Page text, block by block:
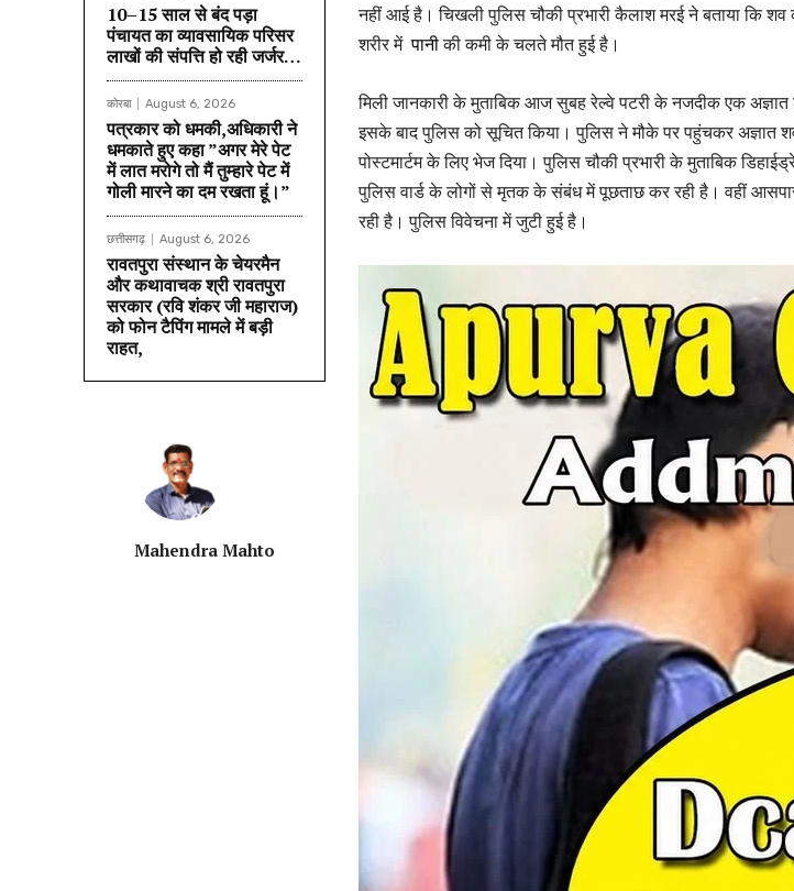
10–15 साल से बंद पड़ा
पंचायत का व्यावसायिक परिसर
लाखों की संपत्ति हो रही जर्जर…
कोरबा August 6, 2026
पत्रकार को धमकी,अधिकारी ने
धमकाते हुए कहा ”अगर मेरे पेट
में लात मरोगे तो मैं तुम्हारे पेट में
गोली मारने का दम रखता हूं।”
छत्तीसगढ़ August 6, 2026
रावतपुरा संस्थान के चेयरमैन
और कथावाचक श्री रावतपुरा
सरकार (रवि शंकर जी महाराज)
को फोन टैपिंग मामले में बड़ी
राहत,
Mahendra Mahto
नहीं आई है। चिखली पुलिस चौकी प्रभारी कैलाश मरई ने बताया कि शव
शरीर में पानीकी कमी के चलते मौत हुई है।
मिली जानकारी के मुताबिक आज सुबह रेल्वे पटरी के नजदीक एक
इसके बाद पुलिस को सूचित किया। पुलिस ने मौके पर पहुंचकर अज्ञात
पोस्टमार्टम के लिए भेज दिया। पुलिस चौकी प्रभारी के मुताबिक
पुलिस वार्ड के लोगों से मृतक के संबंध में पूछताछ कर रही है। वहीं
रही है। पुलिस विवेचना में जुटी हुई है।